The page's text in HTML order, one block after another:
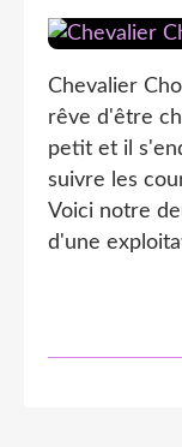
Chevalier
rêve d'être
petit et il
suivre les
Voici notre
d'une